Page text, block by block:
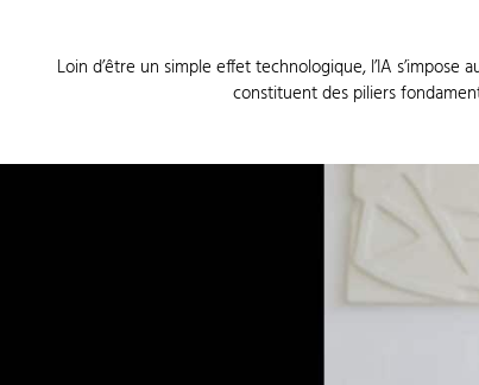
Loin d’être un simple effet technologique, l’IA
constituent des piliers